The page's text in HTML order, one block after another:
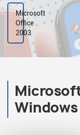
Microsoft
Office
2003
Windows